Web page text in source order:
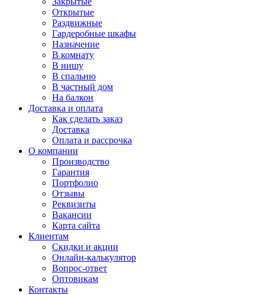
Открытые
Раздвижные
Гардеробные шкафы
Назначение
В комнату
В нишу
В спальню
В частный дом
На балкон
Доставка и оплата
Как сделать заказ
Доставка
Оплата и рассрочка
О компании
Производство
Гарантия
Портфолио
Отзывы
Реквизиты
Вакансии
Карта сайта
Клиентам
Скидки и акции
Онлайн-калькулятор
Вопрос-ответ
Оптовикам
Контакты